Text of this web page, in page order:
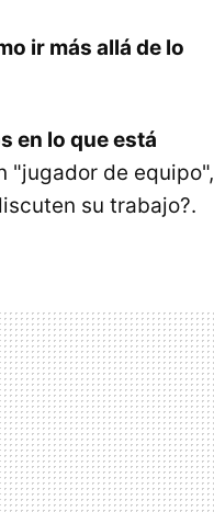
ir más allá de lo
en lo que está
"jugador de equipo",
su trabajo?.